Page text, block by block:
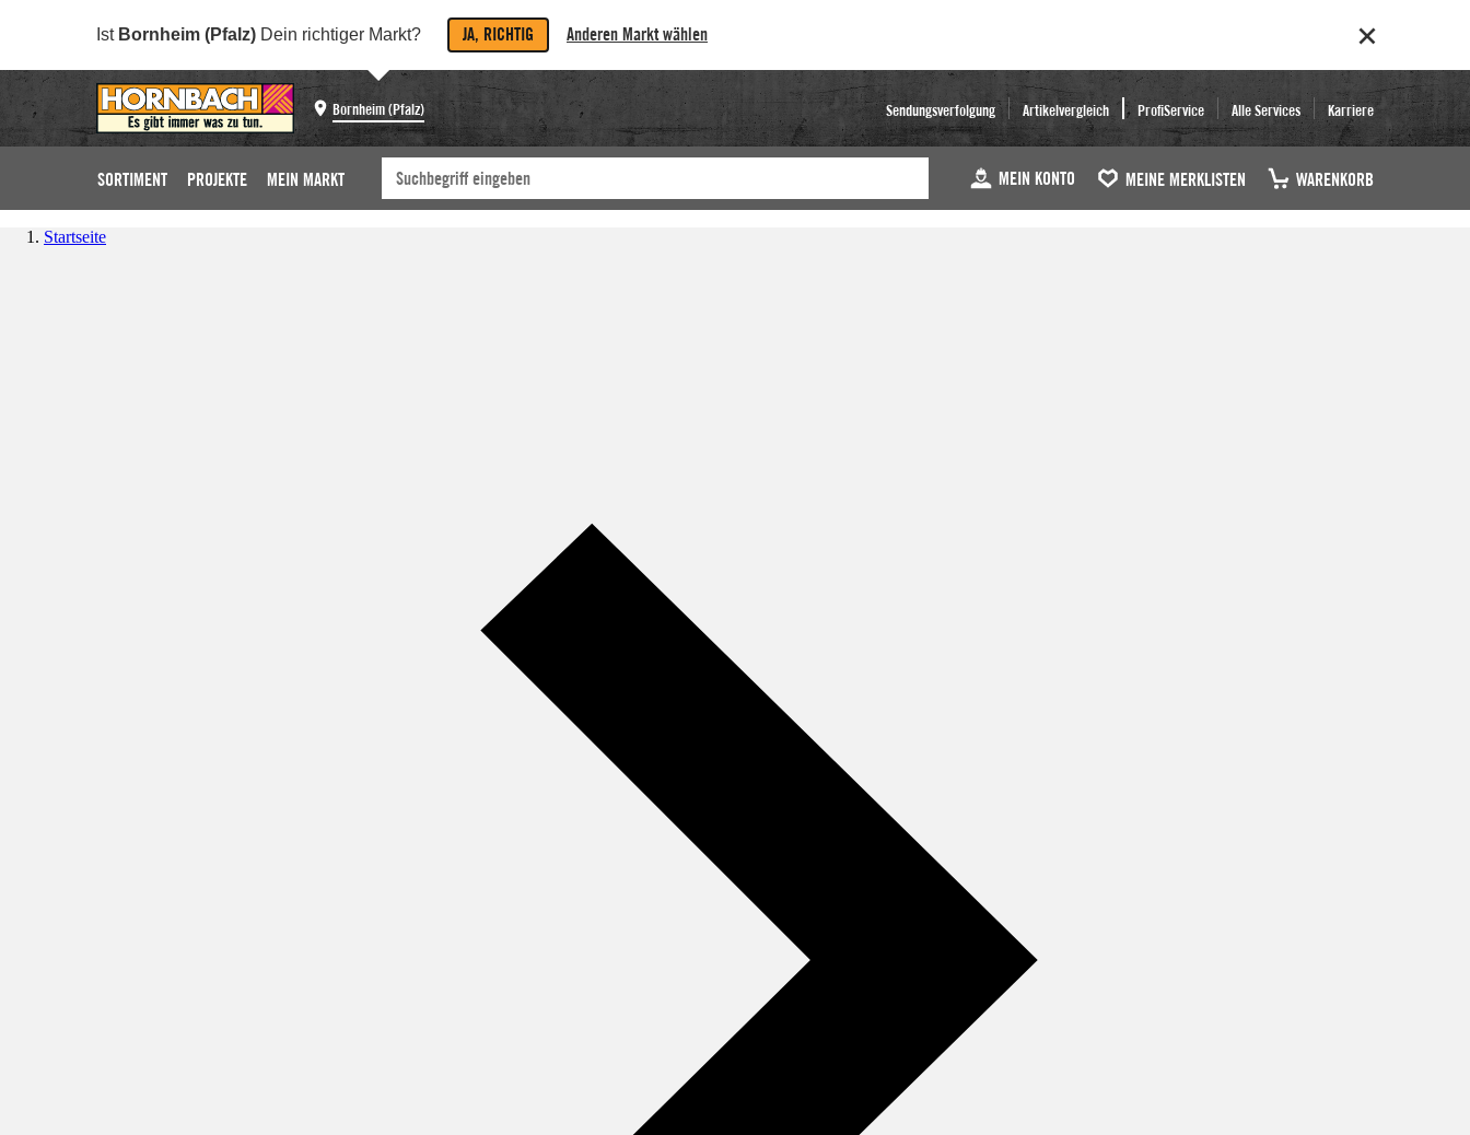
Ist Bornheim (Pfalz) Dein richtiger Markt? JA, RICHTIG Anderen Markt wählen
Bornheim (Pfalz) Sendungsverfolgung Artikelvergleich ProfiService Alle Services Karriere
SORTIMENT PROJEKTE MEIN MARKT MEIN KONTO MEINE MERKLISTEN WARENKORB
Startseite